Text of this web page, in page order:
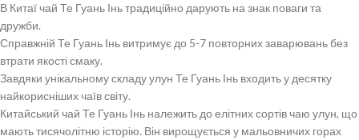
В Китаї чай Те Гуань Інь традиційно дарують на знак поваги та
дружби.
Справжній Те Гуань Інь витримує до 5-7 повторних заварювань без
втрати якості смаку.
Завдяки унікальному складу улун Те Гуань Інь входить у десятку
найкорисніших чаїв світу.
Китайський чай Те Гуань Інь належить до елітних сортів чаю улун, що
мають тисячолітню історію. Він вирощується у мальовничих горах